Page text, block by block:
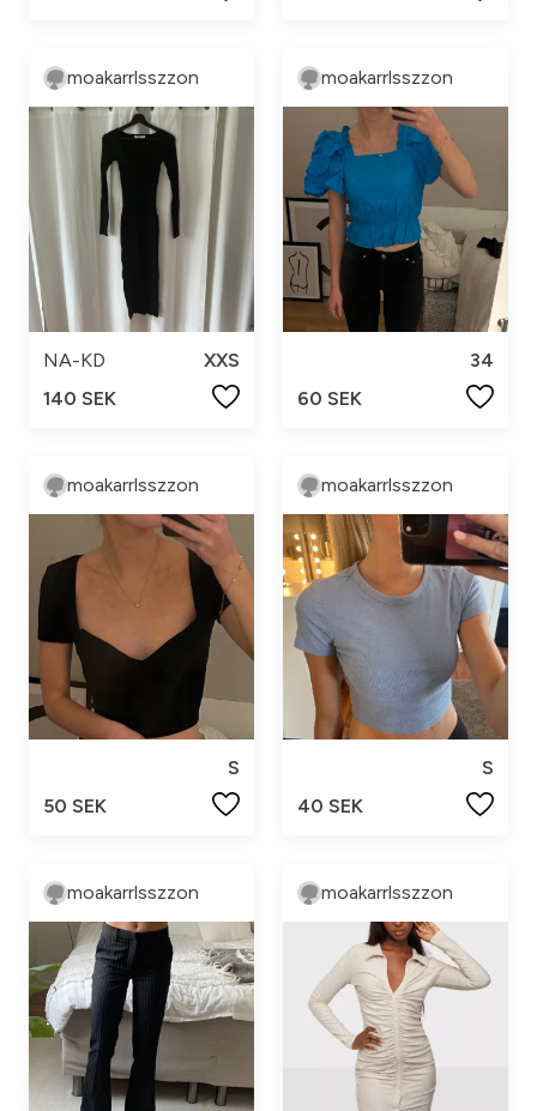
moakarrlsszzon
NA-KD
XXS
140 SEK
moakarrlsszzon
34
60 SEK
moakarrlsszzon
S
50 SEK
moakarrlsszzon
S
40 SEK
moakarrlsszzon moakarrlsszzon